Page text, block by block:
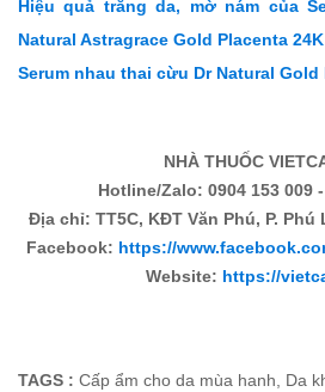
Hiệu quả trắng da, mờ nám của
Natural Astragrace Gold Placenta 24K
Serum nhau thai cừu Dr Natural Gold
NHÀ THUỐC
Hotline/Zalo: 0904 153 009
Địa chỉ: TT5C, KĐT Văn Phú, P. Phú
Facebook: https://
Website: https://
TAGS : Cấp ẩm cho da mùa hanh Da